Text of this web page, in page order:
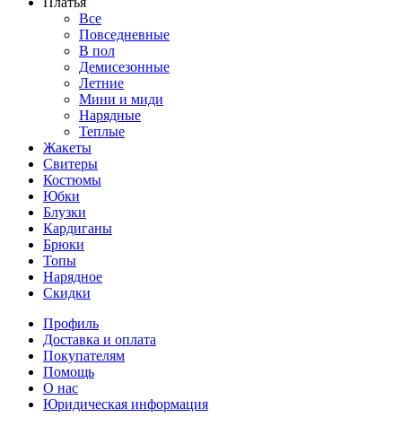
Все
Повседневные
В пол
Демисезонные
Летние
Мини и миди
Нарядные
Теплые
Жакеты
Свитеры
Костюмы
Юбки
Блузки
Кардиганы
Брюки
Топы
Нарядное
Скидки
Профиль
Доставка и оплата
Покупателям
Помощь
О нас
Юридическая информация